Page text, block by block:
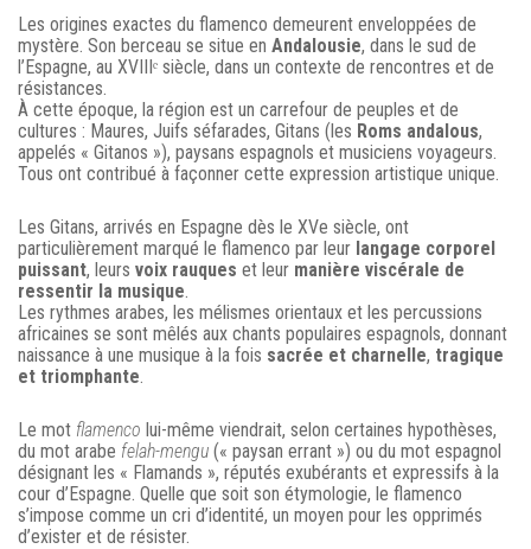
Les origines exactes du flamenco demeurent enveloppées de
mystère. Son berceau se situe en Andalousie, dans le sud de
l’Espagne, au XVIIIᵉ siècle, dans un contexte de rencontres et de
résistances.
À cette époque, la région est un carrefour de peuples et de
cultures : Maures, Juifs séfarades, Gitans (les Roms andalous,
appelés « Gitanos »), paysans espagnols et musiciens voyageurs.
Tous ont contribué à façonner cette expression artistique unique.
Les Gitans, arrivés en Espagne dès le XVe siècle, ont
particulièrement marqué le flamenco par leur langage corporel
puissant, leurs voix rauques et leur manière viscérale de
ressentir la musique
Les rythmes arabes, les mélismes orientaux et les percussions
africaines se sont mêlés aux chants populaires espagnols, donnant
naissance à une musique à la fois sacrée et charnelle, tragique
et triomphante
Le mot flamenco lui-même viendrait, selon certaines hypothèses,
du mot arabe felah-mengu (« paysan errant ») ou du mot espagnol
désignant les « Flamands », réputés exubérants et expressifs à la
cour d’Espagne. Quelle que soit son étymologie, le flamenco
s’impose comme un cri d’identité, un moyen pour les opprimés
d’exister et de résister.